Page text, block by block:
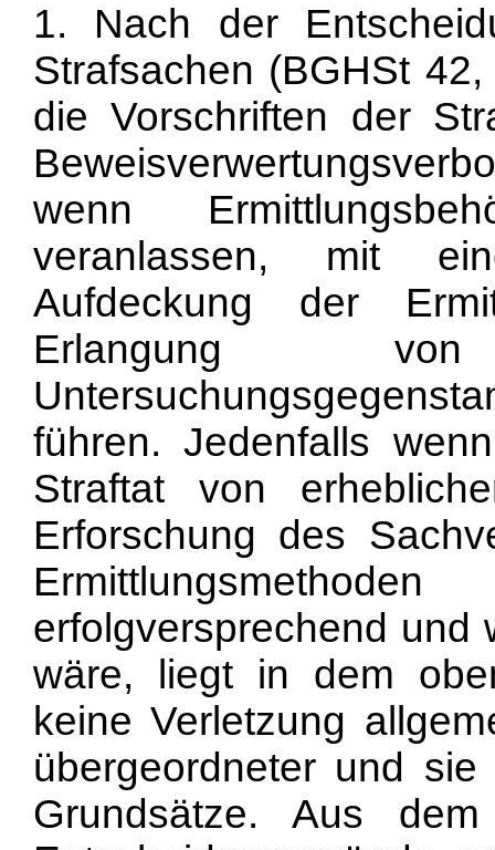
1. Nach der
Strafsachen (BGHSt
die Vorschriften der
wenn
veranlassen, mit
Aufdeckung der
Erlangung
führen. Jedenfalls
Straftat von
Erforschung des
erfolgversprechend und
wäre, liegt in dem
keine Verletzung
übergeordneter und
Grundsätze. Aus dem